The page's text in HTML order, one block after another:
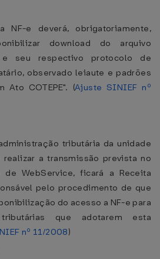
e deverá, obrigatoriamente,
download do arquivo
seu respectivo protocolo de
observado leiaute e padrões
Ato COTEPE". (Ajuste SINIEF nº
tributária da unidade
a transmissão prevista no
WebService, ficará a Receita
pelo procedimento de que
do acesso a NF-e para
que adotarem esta
nº 11/2008)